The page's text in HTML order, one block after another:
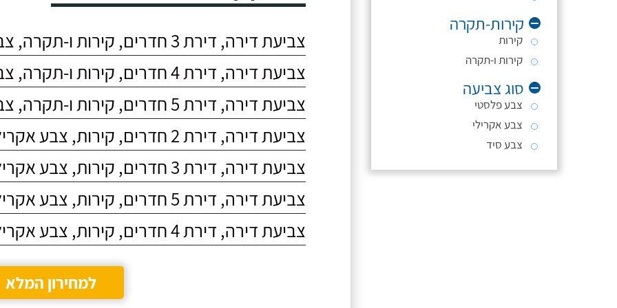
קירות-תקרה
קירות
קירות ו-תקרה
סוג צביעה
צבע פלסטי
צבע אקרילי
צבע סיד
התיישבנו לתכנונים
ותיאום ציפיות. בני
רבות מניסיונו המקצועי
עבור השיפוץ.
מבחוץ,
הייתה לנו
אותה ויצר
צביעת דירה, דירת 3 חדרים, קירות ו-תקרה, צבע אקרילי
צביעת דירה, דירת 4 חדרים, קירות ו-תקרה, צבע אקרילי
צביעת דירה, דירת 5 חדרים, קירות ו-תקרה, צבע אקרילי
צביעת דירה, דירת 2 חדרים, קירות, צבע אקרילי
צביעת דירה, דירת 3 חדרים, קירות, צבע אקרילי
צביעת דירה, דירת 5 חדרים, קירות, צבע אקרילי
צביעת דירה, דירת 4 חדרים, קירות, צבע אקרילי
למחירון המלא